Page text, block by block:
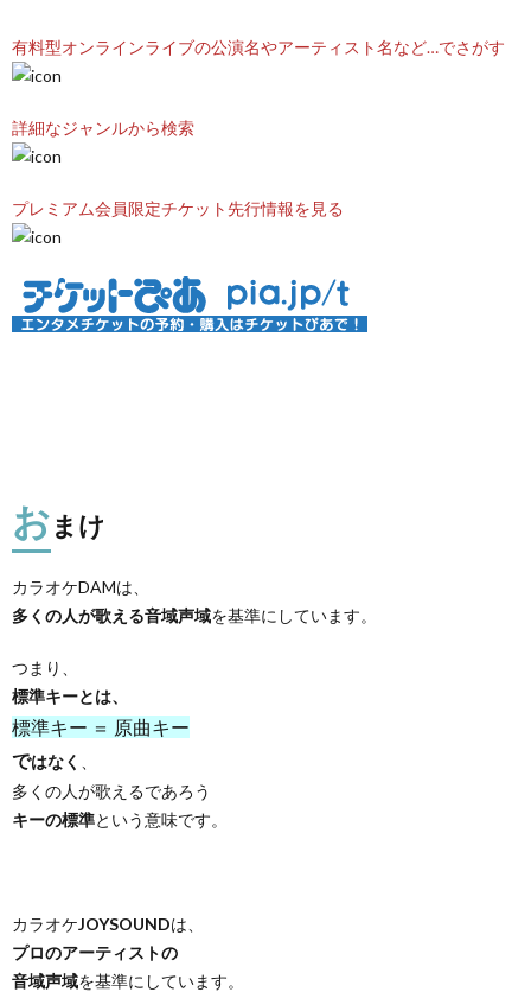
有料型オンラインライブの公演名やアーティスト名など…でさがす
詳細なジャンルから検索
プレミアム会員限定チケット先行情報を見る
おまけ
カラオケDAMは、
多くの人が歌える音域声域を基準にしています。
つまり、
標準キーとは、
標準キー ＝ 原曲キー
ではなく
多くの人が歌えるであろう
キーの標準という意味です。
カラオケJOYSOUNDは、
プロのアーティストの
音域声域を基準にしています。